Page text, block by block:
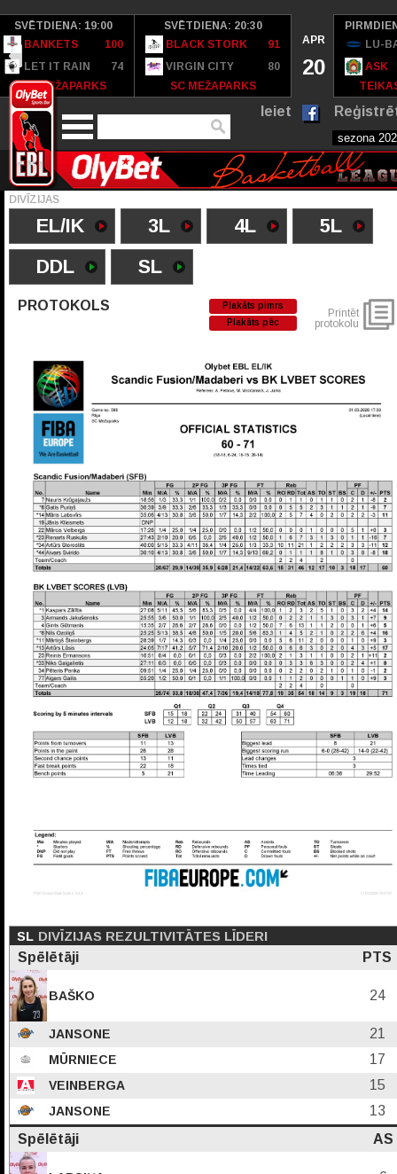
SVĒTDIENA: 19:00
BANKETS
100
LET IT RAIN
74
SC MEŽAPARKS
SVĒTDIENA: 20:30
BLACK STORK
91
VIRGIN CITY
80
SC MEŽAPARKS
APR
20
LU-
ASK
Ieiet
DIVĪZIJAS
EL/IK 3L 4L
5L
DDL
SL
PROTOKOLS
Plakāts pimrs
Plakāts pēc
Printēt
protokolu
SL DIVĪZIJAS REZULTIVITĀTES LĪDERI
Spēlētāji
PTS
BAŠKO 24
JANSONE 21
MŪRNIECE 17
VEINBERGA 15
JANSONE
13
Spēlētāji
AS